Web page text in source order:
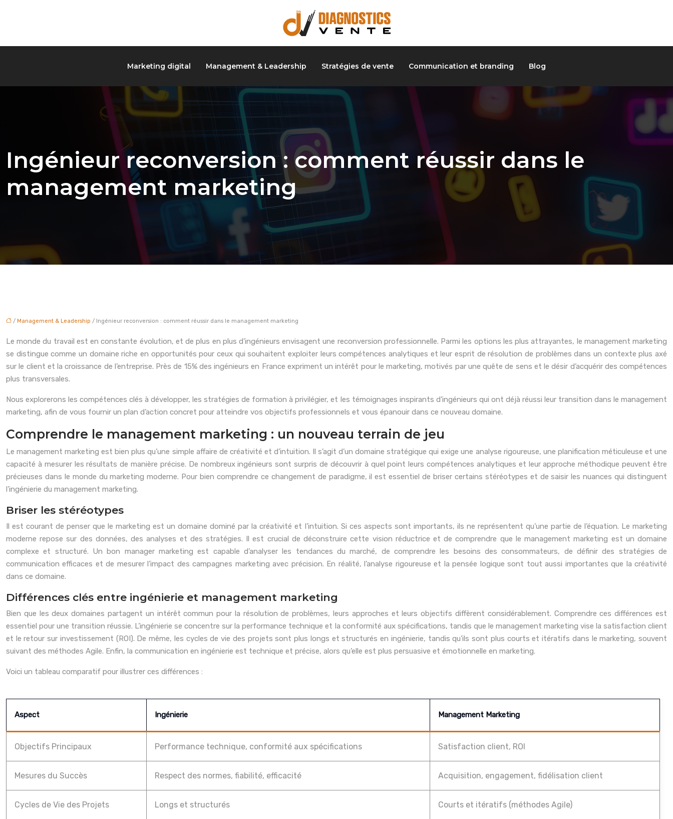
Marketing digital Management & Leadership Stratégies de vente Communication et branding Blog
Ingénieur reconversion : comment réussir dans le
management marketing
/ Management & Leadership / Ingénieur reconversion : comment réussir dans le management marketing
Le monde du travail est en constante évolution, et de plus en plus d’ingénieurs envisagent une reconversion professionnelle. Parmi les options les plus attrayantes, le management marketing
se distingue comme un domaine riche en opportunités pour ceux qui souhaitent exploiter leurs compétences analytiques et leur esprit de résolution de problèmes dans un contexte plus axé
sur le client et la croissance de l’entreprise. Près de 15% des ingénieurs en France expriment un intérêt pour le marketing, motivés par une quête de sens et le désir d’acquérir des compétences
plus transversales.
Nous explorerons les compétences clés à développer, les stratégies de formation à privilégier, et les témoignages inspirants d’ingénieurs qui ont déjà réussi leur transition dans le management
marketing, afin de vous fournir un plan d’action concret pour atteindre vos objectifs professionnels et vous épanouir dans ce nouveau domaine.
Comprendre le management marketing : un nouveau terrain de jeu
Le management marketing est bien plus qu’une simple affaire de créativité et d’intuition. Il s’agit d’un domaine stratégique qui exige une analyse rigoureuse, une planification méticuleuse et une
capacité à mesurer les résultats de manière précise. De nombreux ingénieurs sont surpris de découvrir à quel point leurs compétences analytiques et leur approche méthodique peuvent être
précieuses dans le monde du marketing moderne. Pour bien comprendre ce changement de paradigme, il est essentiel de briser certains stéréotypes et de saisir les nuances qui distinguent
l’ingénierie du management marketing.
Briser les stéréotypes
Il est courant de penser que le marketing est un domaine dominé par la créativité et l’intuition. Si ces aspects sont importants, ils ne représentent qu’une partie de l’équation. Le marketing
moderne repose sur des données, des analyses et des stratégies. Il est crucial de déconstruire cette vision réductrice et de comprendre que le management marketing est un domaine
complexe et structuré. Un bon manager marketing est capable d’analyser les tendances du marché, de comprendre les besoins des consommateurs, de définir des stratégies de
communication efficaces et de mesurer l’impact des campagnes marketing avec précision. En réalité, l’analyse rigoureuse et la pensée logique sont tout aussi importantes que la créativité
dans ce domaine.
Différences clés entre ingénierie et management marketing
Bien que les deux domaines partagent un intérêt commun pour la résolution de problèmes, leurs approches et leurs objectifs diffèrent considérablement. Comprendre ces différences est
essentiel pour une transition réussie. L’ingénierie se concentre sur la performance technique et la conformité aux spécifications, tandis que le management marketing vise la satisfaction client
et le retour sur investissement (ROI). De même, les cycles de vie des projets sont plus longs et structurés en ingénierie, tandis qu’ils sont plus courts et itératifs dans le marketing, souvent
suivant des méthodes Agile. Enfin, la communication en ingénierie est technique et précise, alors qu’elle est plus persuasive et émotionnelle en marketing.
Voici un tableau comparatif pour illustrer ces différences :
Aspect Ingénierie Management Marketing
Objectifs Principaux Performance technique, conformité aux spécifications Satisfaction client, ROI
Mesures du Succès Respect des normes, fiabilité, efficacité Acquisition, engagement, fidélisation client
Cycles de Vie des Projets Longs et structurés Courts et itératifs (méthodes Agile)